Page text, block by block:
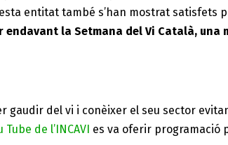
entitat també s’han mostrat satisfets
endavant la Setmana del Vi Català,
del vi i conèixer el seu sector
Tube de l’INCAVI es va oferir programació